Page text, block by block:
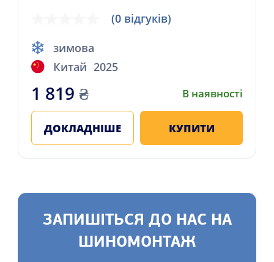
(0 відгуків)
зимова
Китай 2025
1 819 ₴ В наявності
ДОКЛАДНІШЕ КУПИТИ
ЗАПИШІТЬСЯ ДО НАС НА
ШИНОМОНТАЖ